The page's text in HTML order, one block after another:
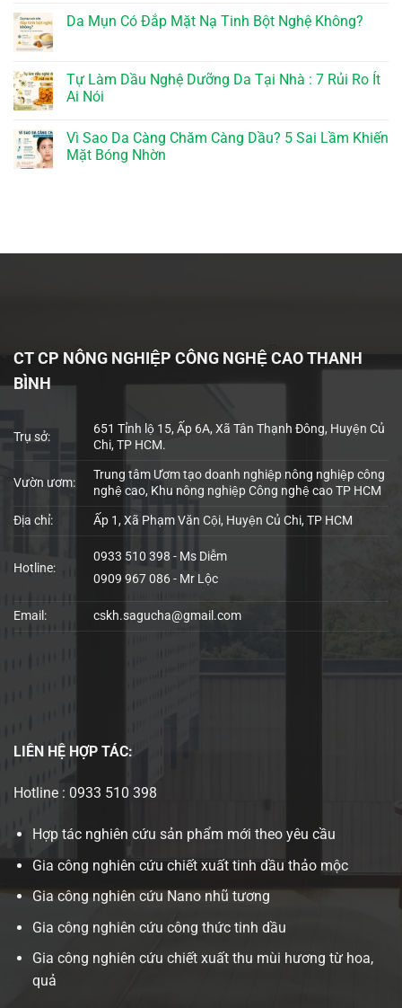
Da Mụn Có Đắp Mặt Nạ Tinh Bột Nghệ Không?
Tự Làm Dầu Nghệ Dưỡng Da Tại Nhà : 7 Rủi Ro Ít
Ai Nói
Vì Sao Da Càng Chăm Càng Dầu? 5 Sai Lầm Khiến
Mặt Bóng Nhờn
CT CP NÔNG NGHIỆP CÔNG NGHỆ CAO THANH
BÌNH
Trụ sở:
651 Tỉnh lộ 15, Ấp 6A, Xã Tân Thạnh Đông, Huyện Củ
Chi, TP HCM.
Vườn ươm:
Trung tâm Ươm tạo doanh nghiệp nông nghiệp công
nghệ cao, Khu nông nghiệp Công nghệ cao TP HCM
Địa chỉ: Ấp 1, Xã Phạm Văn Cội, Huyện Củ Chi, TP HCM
Hotline:
0933 510 398 - Ms Diễm
0909 967 086 - Mr Lộc
Email: cskh.sagucha@gmail.com
LIÊN HỆ HỢP TÁC:
Hotline : 0933 510 398
Hợp tác nghiên cứu sản phẩm mới theo yêu cầu
Gia công nghiên cứu chiết xuất tinh dầu thảo mộc
Gia công nghiên cứu Nano nhũ tương
Gia công nghiên cứu công thức tinh dầu
Gia công nghiên cứu chiết xuất thu mùi hương từ hoa,
quả